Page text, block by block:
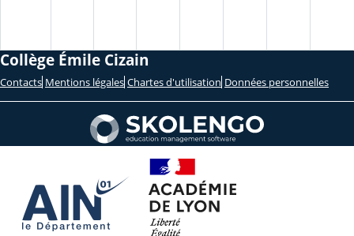
Collège Émile Cizain
Contacts Mentions légales Chartes d'utilisation Données personnelles